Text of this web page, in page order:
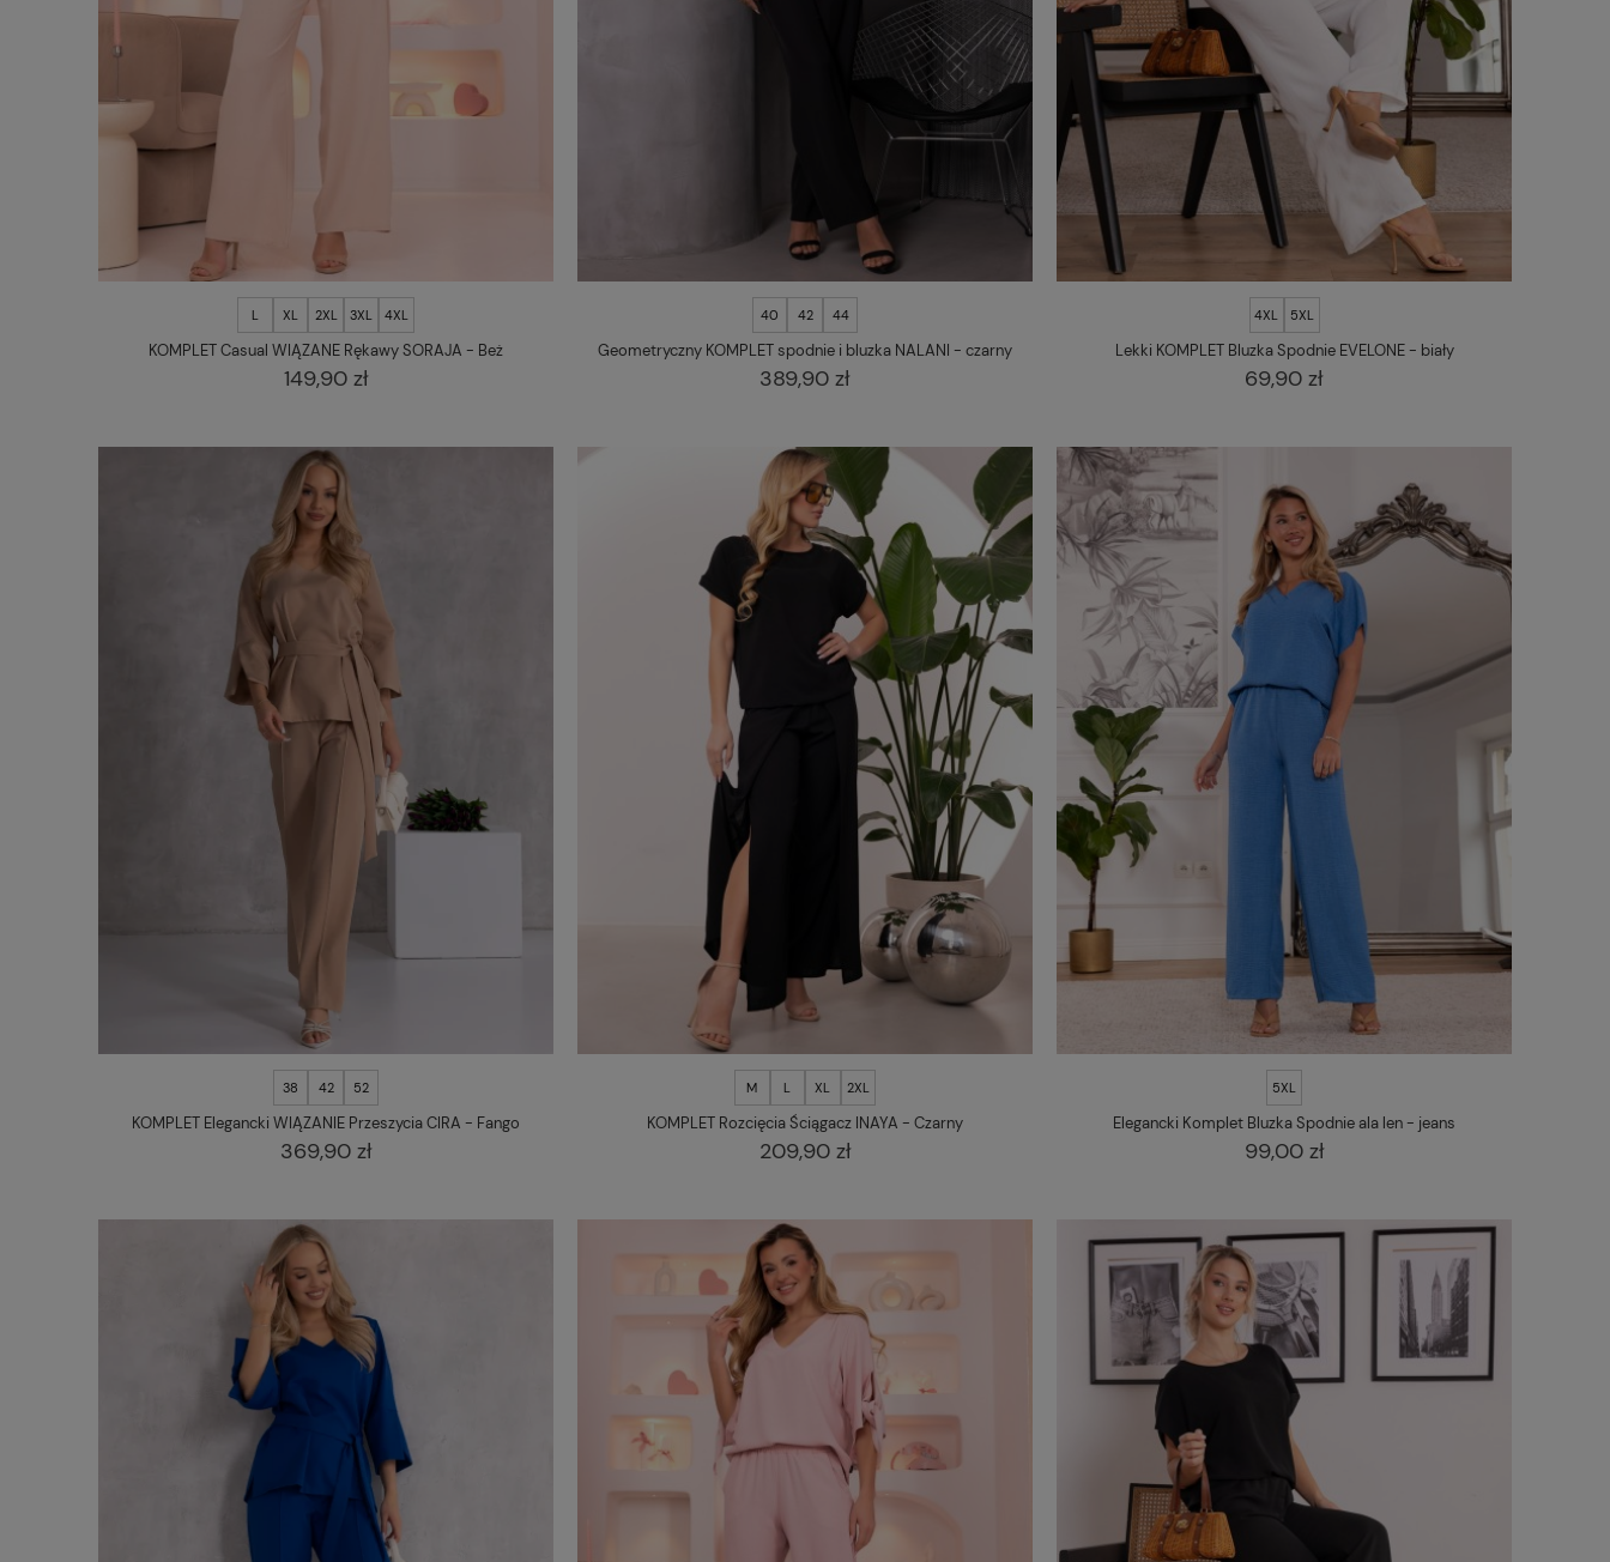
L XL 2XL 3XL 4XL
KOMPLET Casual WIĄZANE Rękawy SORAJA - Beż
149,90 zł
40 42 44
Geometryczny KOMPLET spodnie i bluzka NALANI - czarny
389,90 zł
4XL 5XL
Lekki KOMPLET Bluzka Spodnie EVELONE - biały
69,90 zł
38 42 52
KOMPLET Elegancki WIĄZANIE Przeszycia CIRA - Fango
369,90 zł
M L XL 2XL
KOMPLET Rozcięcia Ściągacz INAYA - Czarny
209,90 zł
5XL
Elegancki Komplet Bluzka Spodnie ala len - jeans
99,00 zł